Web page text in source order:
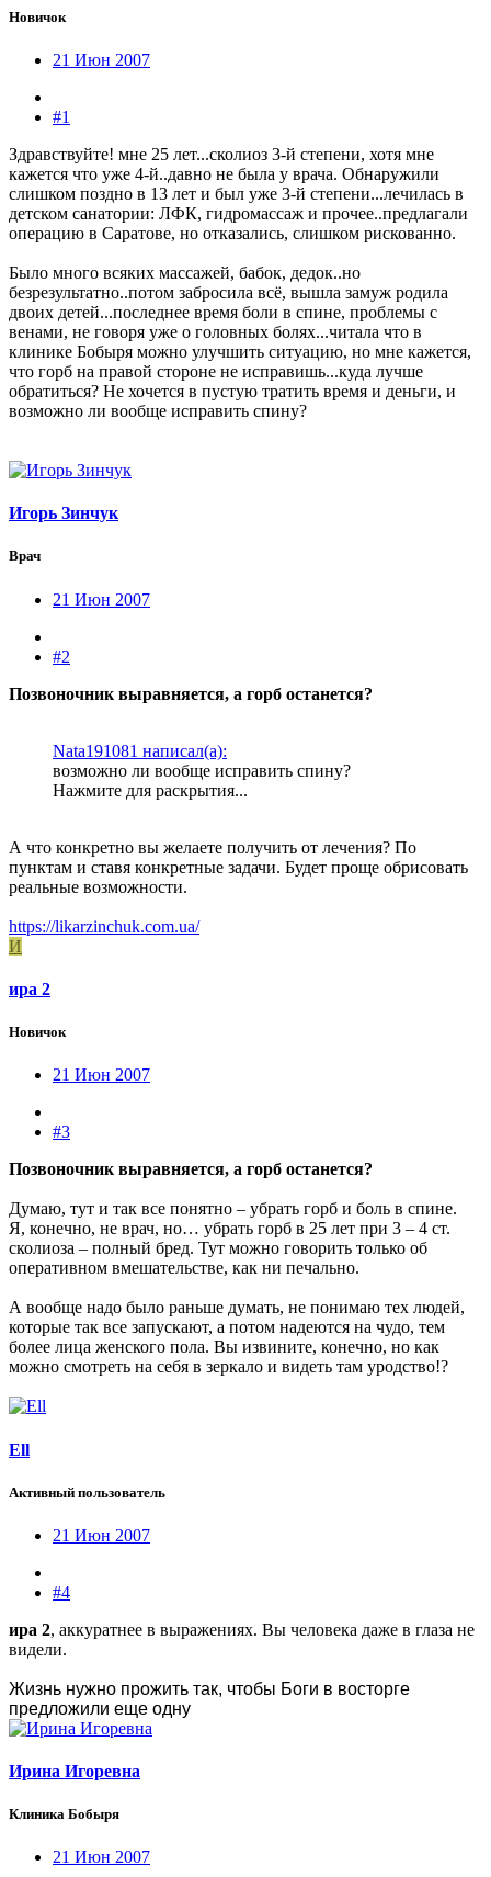
Новичок
21 Июн 2007
#1
Здравствуйте! мне 25 лет...сколиоз 3-й степени, хотя мне
кажется что уже 4-й..давно не была у врача. Обнаружили
слишком поздно в 13 лет и был уже 3-й степени...лечилась в
детском санатории: ЛФК, гидромассаж и прочее..предлагали
операцию в Саратове, но отказались, слишком рискованно.
Было много всяких массажей, бабок, дедок..но
безрезультатно..потом забросила всё, вышла замуж родила
двоих детей...последнее время боли в спине, проблемы с
венами, не говоря уже о головных болях...читала что в
клинике Бобыря можно улучшить ситуацию, но мне кажется,
что горб на правой стороне не исправишь...куда лучше
обратиться? Не хочется в пустую тратить время и деньги, и
возможно ли вообще исправить спину?
Игорь Зинчук
Врач
21 Июн 2007
#2
Позвоночник выравняется, а горб останется?
Nata191081 написал(а):
возможно ли вообще исправить спину?
Нажмите для раскрытия...
А что конкретно вы желаете получить от лечения? По
пунктам и ставя конкретные задачи. Будет проще обрисовать
реальные возможности.
https://likarzinchuk.com.ua/
И
ира 2
Новичок
21 Июн 2007
#3
Позвоночник выравняется, а горб останется?
Думаю, тут и так все понятно – убрать горб и боль в спине.
Я, конечно, не врач, но… убрать горб в 25 лет при 3 – 4 ст.
сколиоза – полный бред. Тут можно говорить только об
оперативном вмешательстве, как ни печально.
А вообще надо было раньше думать, не понимаю тех людей,
которые так все запускают, а потом надеются на чудо, тем
более лица женского пола. Вы извините, конечно, но как
можно смотреть на себя в зеркало и видеть там уродство!?
Ell
Активный пользователь
21 Июн 2007
#4
ира 2, аккуратнее в выражениях. Вы человека даже в глаза не
видели.
Жизнь нужно прожить так, чтобы Боги в восторге
предложили еще одну
Ирина Игоревна
Клиника Бобыря
21 Июн 2007